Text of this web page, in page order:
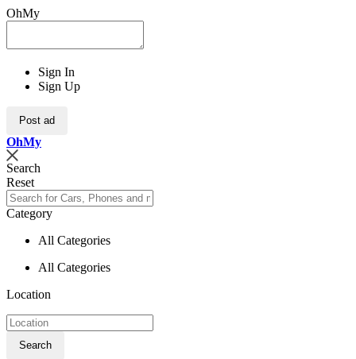
OhMy
Sign In
Sign Up
Post ad
OhMy
Search
Reset
Category
All Categories
All Categories
Location
Search